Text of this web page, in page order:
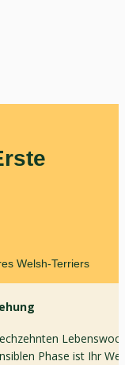
Welsh-Terriers
Phase ist Ihr